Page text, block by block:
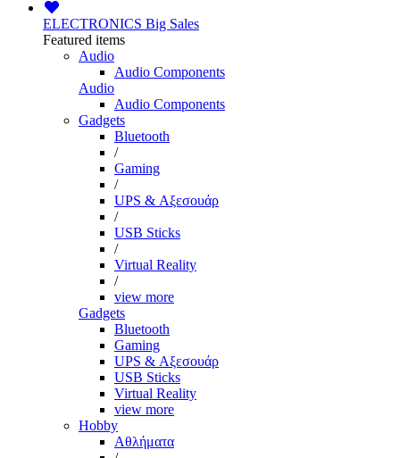
ELECTRONICS Big Sales
Featured items
Audio
Audio Components
Audio
Audio Components
Gadgets
Bluetooth
/
Gaming
/
UPS & Αξεσουάρ
/
USB Sticks
/
Virtual Reality
/
view more
Gadgets
Bluetooth
Gaming
UPS & Αξεσουάρ
USB Sticks
Virtual Reality
view more
Hobby
Αθλήματα